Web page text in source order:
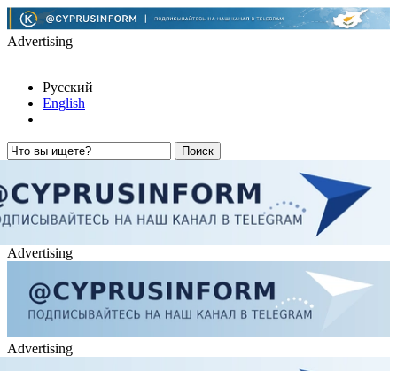
Advertising
Русский
English
Advertising
Advertising